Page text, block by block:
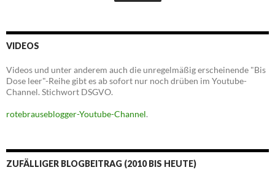
VIDEOS
Videos und unter anderem auch die unregelmäßig erscheinende "Bis
Dose leer"-Reihe gibt es ab sofort nur noch drüben im Youtube-
Channel. Stichwort DSGVO.
rotebrauseblogger-Youtube-Channel.
ZUFÄLLIGER BLOGBEITRAG (2010 BIS HEUTE)